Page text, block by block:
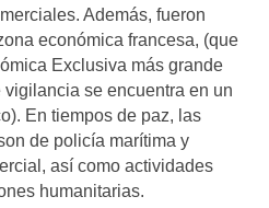
Además, fueron
económica francesa, (que
Exclusiva más grande
se encuentra en un
En tiempos de paz, las
de policía marítima y
así como actividades
humanitarias.